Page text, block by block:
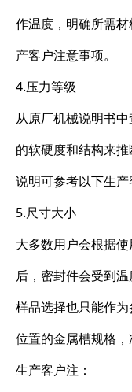
作温度，明确所需
产客户注意事项。
4.压力等级
从原厂机械说明书
的软硬度和结构来
说明可参考以下生产
5.尺寸大小
大多数用户会根据
后，密封件会受到
样品选择也只能作
位置的金属槽规格，
生产客户注：